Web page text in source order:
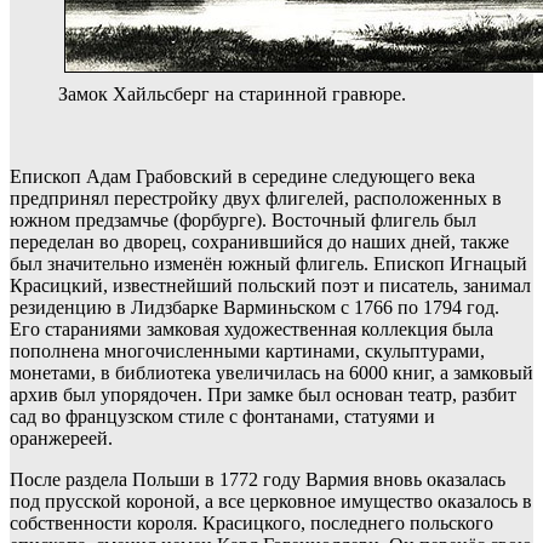
Замок Хайльсберг на старинной гравюре.
Епископ Адам Грабовский в середине следующего века
предпринял перестройку двух флигелей, расположенных в
южном предзамчье (форбурге). Восточный флигель был
переделан во дворец, сохранившийся до наших дней, также
был значительно изменён южный флигель. Епископ Игнацый
Красицкий, известнейший польский поэт и писатель, занимал
резиденцию в Лидзбарке Варминьском с 1766 по 1794 год.
Его стараниями замковая художественная коллекция была
пополнена многочисленными картинами, скульптурами,
монетами, в библиотека увеличилась на 6000 книг, а замковый
архив был упорядочен. При замке был основан театр, разбит
сад во французском стиле с фонтанами, статуями и
оранжереей.
После раздела Польши в 1772 году Вармия вновь оказалась
под прусской короной, а все церковное имущество оказалось в
собственности короля. Красицкого, последнего польского